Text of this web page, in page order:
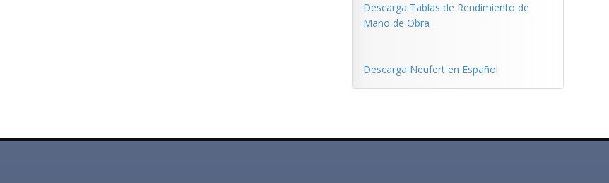
Descarga Tablas de Rendimiento de
Mano de Obra
Descarga Neufert en Español